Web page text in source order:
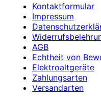
Kontaktformular
Impressum
AGB
Echtheit von
Elektroaltgeräte
Zahlungsarten
Versandarten